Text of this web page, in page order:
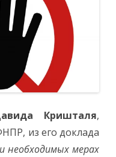
о
снижении
Только
профсоюзы
указывают
а
на
данных!»
Кришталя,
из его доклада
необходимых мерах